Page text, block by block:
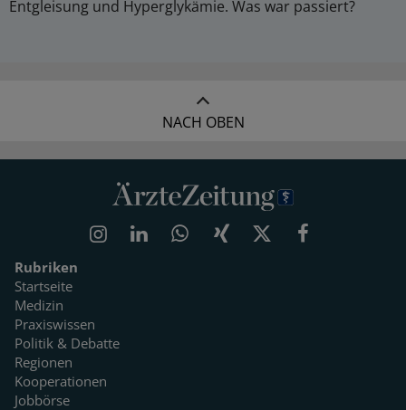
Entgleisung und Hyperglykämie. Was war passiert?
NACH OBEN
Rubriken
Startseite
Medizin
Praxiswissen
Politik & Debatte
Regionen
Kooperationen
Jobbörse